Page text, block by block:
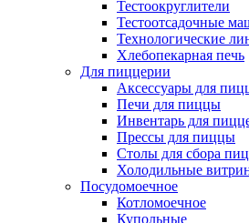
Тестоокруглители
Тестоотсадочные
Технологические
Хлебопекарная печь
Для пиццерии
Аксессуары для
Печи для пиццы
Инвентарь для
Прессы для пиццы
Столы для сбора
Холодильные
Посудомоечное
Котломоечное
Купольные